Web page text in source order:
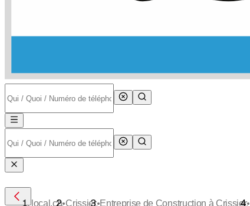
local.ch•Crissier•Entreprise de Construction à Crissier•